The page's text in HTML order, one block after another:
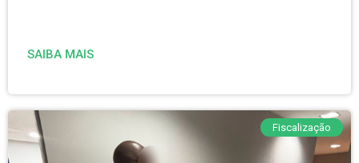
SAIBA MAIS
Fiscalização